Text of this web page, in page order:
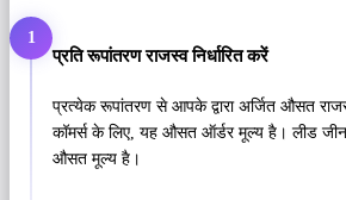
1
प्रति रूपांतरण राजस्व निर्धारित करें
प्रत्येक रूपांतरण से आपके द्वारा अर्जित औसत
कॉमर्स के लिए, यह औसत ऑर्डर मूल्य है। लीड
औसत मूल्य है।